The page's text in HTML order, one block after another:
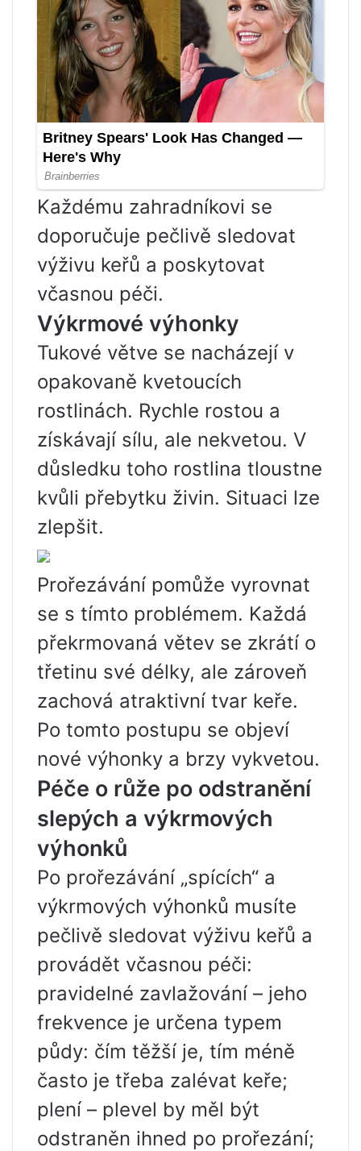
Každému zahradníkovi se
doporučuje pečlivě sledovat
výživu keřů a poskytovat
včasnou péči.
Výkrmové výhonky
Tukové větve se nacházejí v
opakovaně kvetoucích
rostlinách. Rychle rostou a
získávají sílu, ale nekvetou. V
důsledku toho rostlina tloustne
kvůli přebytku živin. Situaci lze
zlepšit.
Prořezávání pomůže vyrovnat
se s tímto problémem. Každá
překrmovaná větev se zkrátí o
třetinu své délky, ale zároveň
zachová atraktivní tvar keře.
Po tomto postupu se objeví
nové výhonky a brzy vykvetou.
Péče o růže po odstranění
slepých a výkrmových
výhonků
Po prořezávání „spících“ a
výkrmových výhonků musíte
pečlivě sledovat výživu keřů a
provádět včasnou péči:
pravidelné zavlažování – jeho
frekvence je určena typem
půdy: čím těžší je, tím méně
často je třeba zalévat keře;
plení – plevel by měl být
odstraněn ihned po prořezání;